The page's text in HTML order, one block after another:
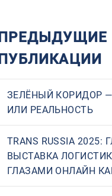
ПРЕДЫДУЩИЕ
ПУБЛИКАЦИИ
ЗЕЛЁНЫЙ КОРИДОР
ИЛИ РЕАЛЬНОСТЬ
TRANS RUSSIA 2025:
ВЫСТАВКА
ГЛАЗАМИ ОНЛАЙН